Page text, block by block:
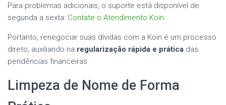
Para problemas adicionais, o suporte está disponível de
segunda a sexta: Contate o Atendimento Koin.
Portanto, renegociar suas dívidas com a Koin é um processo
direto, auxiliando na regularização rápida e prática das
pendências financeiras.
Limpeza de Nome de Forma